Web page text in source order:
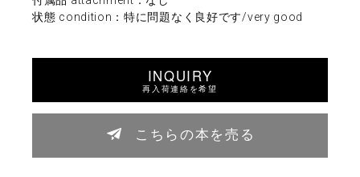
状態 condition：特に問題なく良好です/very good
INQUIRY
再入荷連絡を希望
こちらの本を売る